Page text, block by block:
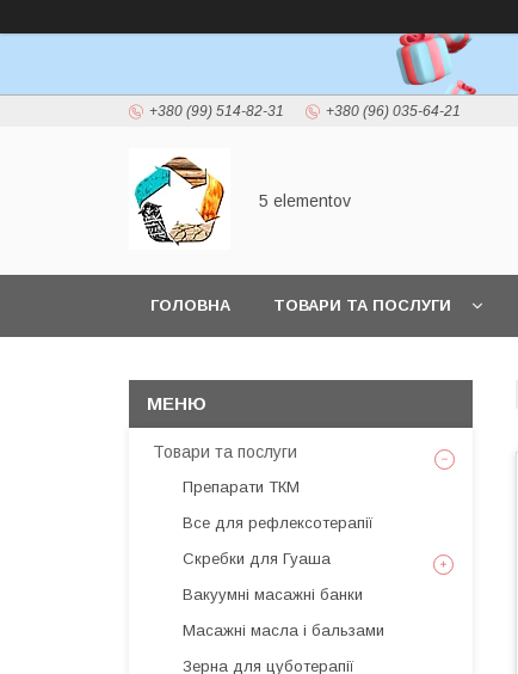
+380 (99) 514-82-31 +380 (96) 035-64-21
5 elementov
ГОЛОВНА ТОВАРИ ТА ПОСЛУГИ
Товари та послуги
Препарати ТКМ
Все для рефлексотерапії
Скребки для Гуаша
Вакуумні масажні банки
Масажні масла і бальзами
Зерна для цуботерапії